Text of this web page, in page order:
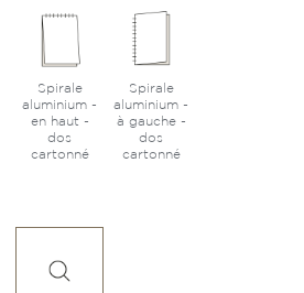
Spirale
aluminium -
en haut -
dos
cartonné
Spirale
aluminium -
à gauche -
dos
cartonné